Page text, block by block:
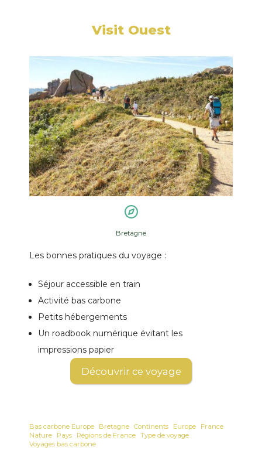
Visit Ouest
Bretagne
Les bonnes pratiques du voyage :
Séjour accessible en train
Activité bas carbone
Petits hébergements
Un roadbook numérique évitant les
impressions papier
Découvrir ce voyage
Bas carbone Europe Bretagne Continents Europe
France
Nature
Pays Régions de France Type de voyage
Voyages bas carbone